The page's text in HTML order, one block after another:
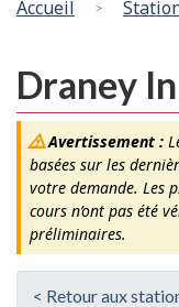
ici
Accueil
Draney
Avertissement :
basées sur les
votre demande. Les
cours n’ont pas été
préliminaires.
< Retour aux